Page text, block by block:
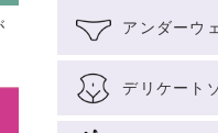
アンダーウ
デリケート